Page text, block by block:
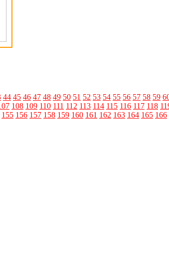
44 45 46 47 48 49 50 51 52 53 54 55 56 57 58 59
108 109 110 111 112 113 114 115 116 117 118
155 156 157 158 159 160 161 162 163 164 165 166